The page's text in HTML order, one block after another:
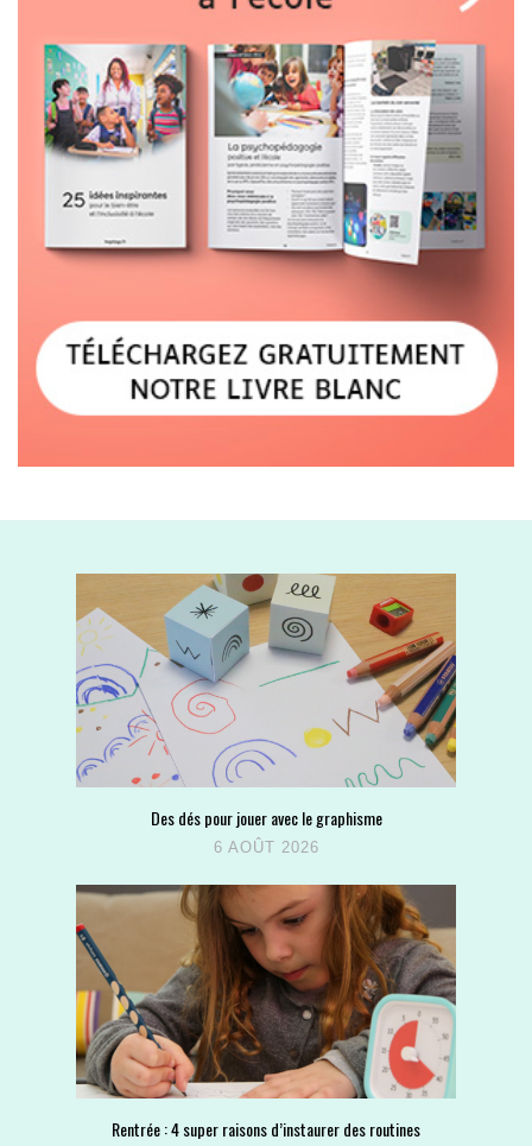
Des dés pour jouer avec le graphisme
6 AOÛT 2026
Rentrée : 4 super raisons d’instaurer des routines